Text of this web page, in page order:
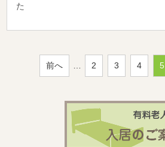
た
前へ 2 3 4 5